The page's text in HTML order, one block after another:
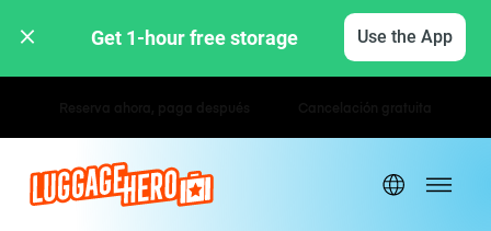
Get 1-hour free storage Use the App